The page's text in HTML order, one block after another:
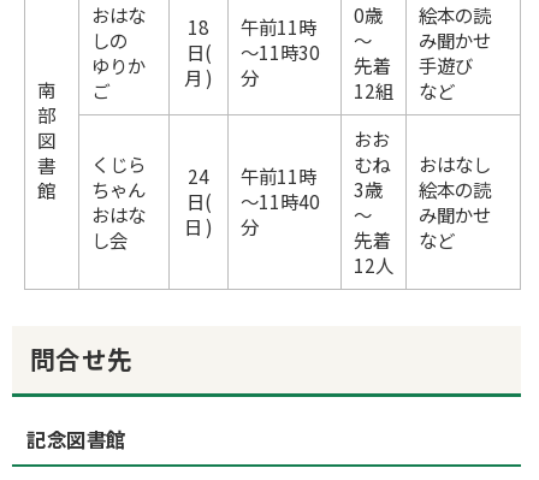
南
部
図
書
館
おはな
しの
ゆりか
ご
18
日(
月 )
午前11時
～11時30
分
0歳
～
先着
12組
絵本の読
み聞かせ
手遊び
など
くじら
ちゃん
おはな
し会
24
日(
日 )
午前11時
～11時40
分
おお
むね
3歳
～
先着
12人
おはなし
絵本の読
み聞かせ
など
問合せ先
記念図書館